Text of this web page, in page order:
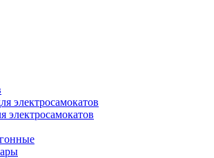
электросамокатов
электросамокатов